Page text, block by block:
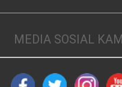
MEDIA SOSIAL KAMI